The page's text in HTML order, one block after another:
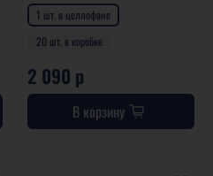
1 шт. в целлофане
20 шт. в коробке
2 090 р
В корзину